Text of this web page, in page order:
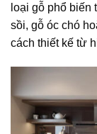
loại gỗ phổ
sồi, gỗ óc chó
cách thiết kế từ